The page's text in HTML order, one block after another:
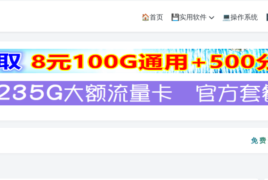
🏠首页 💾实用软件 💻操作系统
免费资源